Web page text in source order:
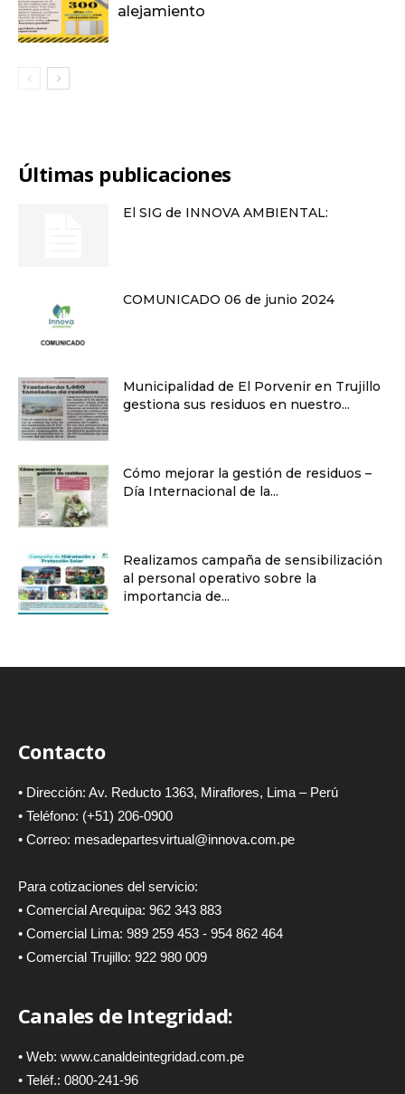
alejamiento
Últimas publicaciones
El SIG de INNOVA AMBIENTAL:
COMUNICADO 06 de junio 2024
Municipalidad de El Porvenir en Trujillo
gestiona sus residuos en nuestro...
Cómo mejorar la gestión de residuos –
Día Internacional de la...
Realizamos campaña de sensibilización
al personal operativo sobre la
importancia de...
Contacto
• Dirección: Av. Reducto 1363, Miraflores, Lima – Perú
• Teléfono: (+51) 206-0900
• Correo: mesadepartesvirtual@innova.com.pe
Para cotizaciones del servicio:
• Comercial Arequipa: 962 343 883
• Comercial Lima: 989 259 453 - 954 862 464
• Comercial Trujillo: 922 980 009
Canales de Integridad:
• Web: www.canaldeintegridad.com.pe
• Teléf.: 0800-241-96